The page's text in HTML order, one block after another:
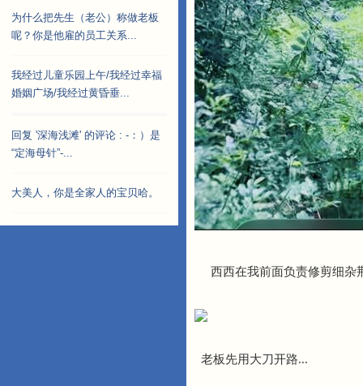
为什么把先生（老公）称做老板
呢？你是他雇的员工关系...
我经过儿童乐园上午/我经过幸福
婚姻广场/我经过黄昏垂...
回复 '深海浅滩' 的评论 : -：）是
“定海母针”-...
大美人，你是全家人的宝贝哈。
西西在我前面负责修剪细杂
老板先用大刀开路...